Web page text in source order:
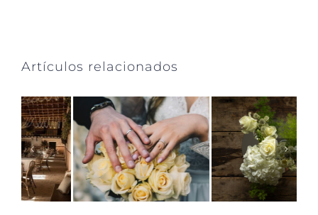
Artículos relacionados
invierno en
Madrid
Ideas para
pedir la mano
de la novia